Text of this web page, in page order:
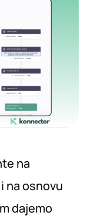
na
na osnovu
dajemo